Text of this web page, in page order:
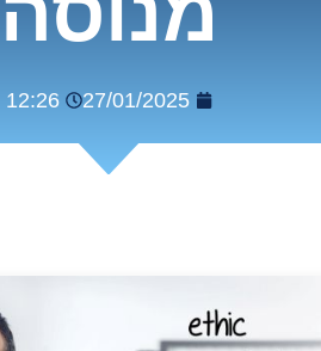
27/01/2025
12:26